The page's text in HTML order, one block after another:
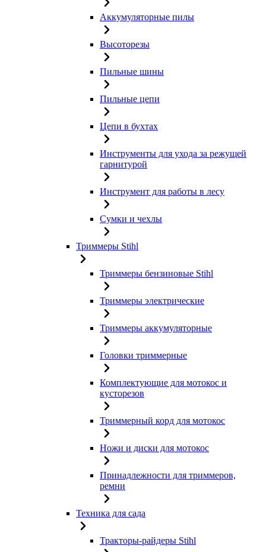
Аккумуляторные пилы
Высоторезы
Пильные шины
Пильные цепи
Цепи в бухтах
Инструменты для ухода за режущей
гарнитурой
Инструмент для работы в лесу
Сумки и чехлы
Триммеры Stihl
Триммеры бензиновые Stihl
Триммеры электрические
Триммеры аккумуляторные
Головки триммерные
Комплектующие для мотокос и
кусторезов
Триммерный корд для мотокос
Ножи и диски для мотокос
Принадлежности для триммеров,
ремни
Техника для сада
Тракторы-райдеры Stihl